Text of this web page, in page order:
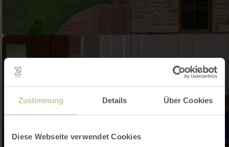
Zustimmung Details Über Cookies
Diese Webseite verwendet Cookies